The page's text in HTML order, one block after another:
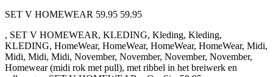
SET V HOMEWEAR 59.95 59.95
, SET V HOMEWEAR, KLEDING, Kleding, Kleding,
KLEDING, HomeWear, HomeWear, HomeWear, HomeWear, Midi,
Midi, Midi, Midi, November, November, November, November,
Homewear (midi rok met pull), met ribbel in het breiwerk en